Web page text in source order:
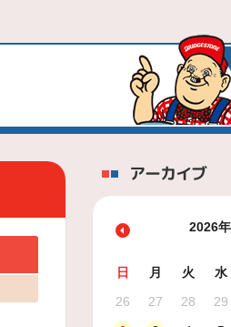
アーカイブ
2026年
日 月 火 水
26
27 28 29